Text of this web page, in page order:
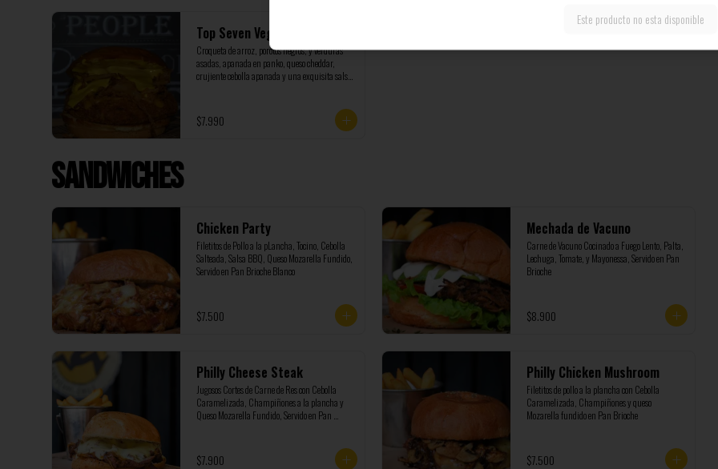
Top Seven Veggie
Croqueta de arroz, porotos negros, y verduras
asadas, apanada en panko, queso cheddar,
crujiente cebolla apanada y una exquisita salsa
$7.990
Sandwiches
Chicken Party
Filetitos de Pollo a la pLancha, Tocino, Cebolla
Salteada, Salsa BBQ, Queso Mozarella Fundido,
Servido en Pan Brioche Blanco
$7.500
Mechada de Vacuno
Carne de Vacuno Cocinado a Fuego Lento, Palta,
Lechuga, Tomate, y Mayonessa, Servido en Pan
Brioche
$8.900
Philly Cheese Steak
Jugosos Cortes de Carne de Res con Cebolla
Caramelizada, Champiñones a la plancha y
Queso Mozarella Fundido, Servido en Pan
$7.900
Philly Chicken Mushroom
Filetitos de pollo a la plancha con Cebolla
Caramelizada, Champiñones y queso
Mozarella fundido en Pan Brioche
$7.500
Este producto no esta disponible